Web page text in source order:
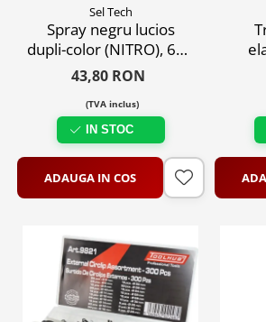
Sel Tech
Spray negru lucios
dupli-color (NITRO), 600
ml
43,80 RON
(TVA inclus)
IN STOC
ADAUGA IN COS